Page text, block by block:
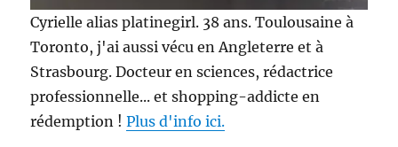
Cyrielle alias platinegirl. 38 ans. Toulousaine à
Toronto, j'ai aussi vécu en Angleterre et à
Strasbourg. Docteur en sciences, rédactrice
professionnelle... et shopping-addicte en
rédemption !Plus d'info ici.